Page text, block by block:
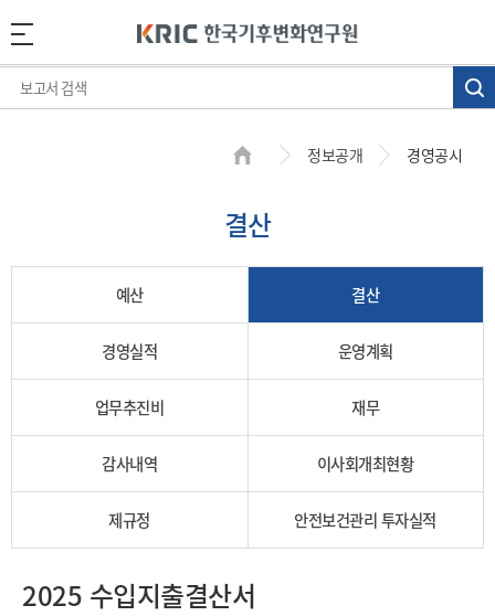
정보공개 경영공시
결산
예산 결산
경영실적 운영계획
업무추진비 재무
감사내역 이사회개최현황
제규정 안전보건관리 투자실적
2025 수입지출결산서